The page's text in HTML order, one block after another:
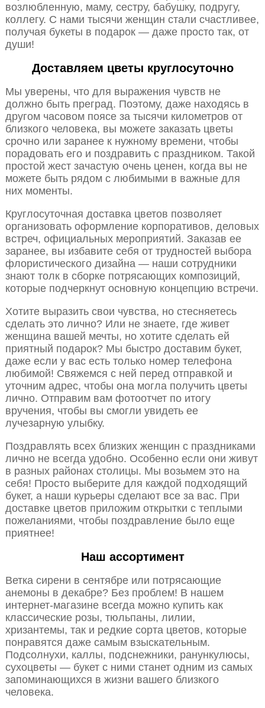
возлюбленную, маму, сестру, бабушку, подругу,
коллегу. С нами тысячи женщин стали счастливее,
получая букеты в подарок — даже просто так, от
души!
Доставляем цветы круглосуточно
Мы уверены, что для выражения чувств не
должно быть преград. Поэтому, даже находясь в
другом часовом поясе за тысячи километров от
близкого человека, вы можете заказать цветы
срочно или заранее к нужному времени, чтобы
порадовать его и поздравить с праздником. Такой
простой жест зачастую очень ценен, когда вы не
можете быть рядом с любимыми в важные для
них моменты.
Круглосуточная доставка цветов позволяет
организовать оформление корпоративов, деловых
встреч, официальных мероприятий. Заказав ее
заранее, вы избавите себя от трудностей выбора
флористического дизайна — наши сотрудники
знают толк в сборке потрясающих композиций,
которые подчеркнут основную концепцию встречи.
Хотите выразить свои чувства, но стесняетесь
сделать это лично? Или не знаете, где живет
женщина вашей мечты, но хотите сделать ей
приятный подарок? Мы быстро доставим букет,
даже если у вас есть только номер телефона
любимой! Свяжемся с ней перед отправкой и
уточним адрес, чтобы она могла получить цветы
лично. Отправим вам фотоотчет по итогу
вручения, чтобы вы смогли увидеть ее
лучезарную улыбку.
Поздравлять всех близких женщин с праздниками
лично не всегда удобно. Особенно если они живут
в разных районах столицы. Мы возьмем это на
себя! Просто выберите для каждой подходящий
букет, а наши курьеры сделают все за вас. При
доставке цветов приложим открытки с теплыми
пожеланиями, чтобы поздравление было еще
приятнее!
Наш ассортимент
Ветка сирени в сентябре или потрясающие
анемоны в декабре? Без проблем! В нашем
интернет-магазине всегда можно купить как
классические розы, тюльпаны, лилии,
хризантемы, так и редкие сорта цветов, которые
понравятся даже самым взыскательным.
Подсолнухи, каллы, подснежники, ранункулюсы,
сухоцветы — букет с ними станет одним из самых
запоминающихся в жизни вашего близкого
человека.